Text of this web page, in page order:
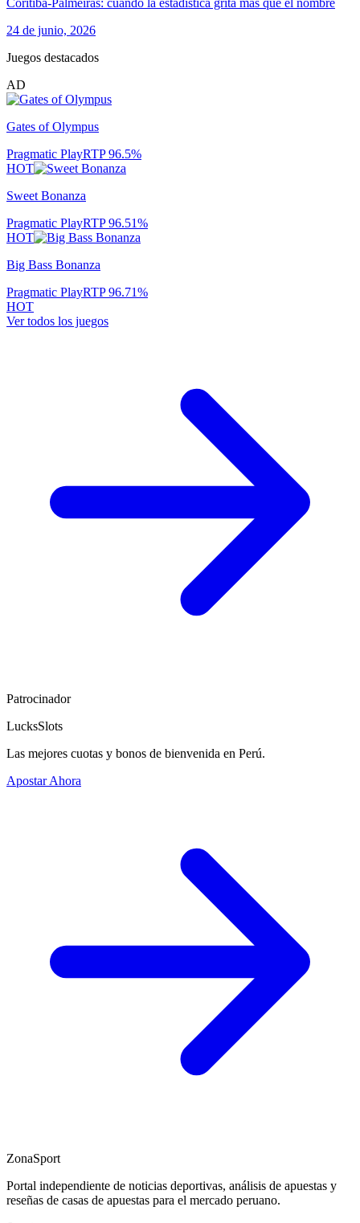
Coritiba-Palmeiras: cuando la estadística grita más que el nombre
24 de junio, 2026
Juegos destacados
AD
Gates of Olympus
Pragmatic PlayRTP96.5%
HOT
Sweet Bonanza
Pragmatic PlayRTP96.51%
HOT
Big Bass Bonanza
Pragmatic PlayRTP96.71%
HOT
Ver todos los juegos
Patrocinador
LucksSlots
Las mejores cuotas y bonos de bienvenida en Perú.
Apostar Ahora
ZonaSport
Portal independiente de noticias deportivas, análisis de apuestas y
reseñas de casas de apuestas para el mercado peruano.